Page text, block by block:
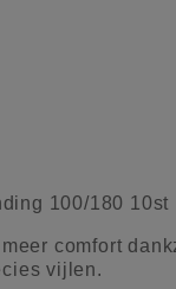
100/180 10st
comfort
vijlen.